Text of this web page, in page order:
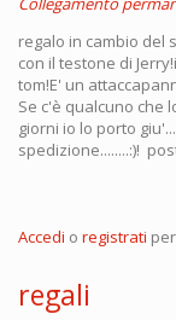
regalo in cambio del
con il testone di
tom!E' un
Se c'è qualcuno che
giorni io lo porto
spedizione........:)!
Accedi o registrati
regali